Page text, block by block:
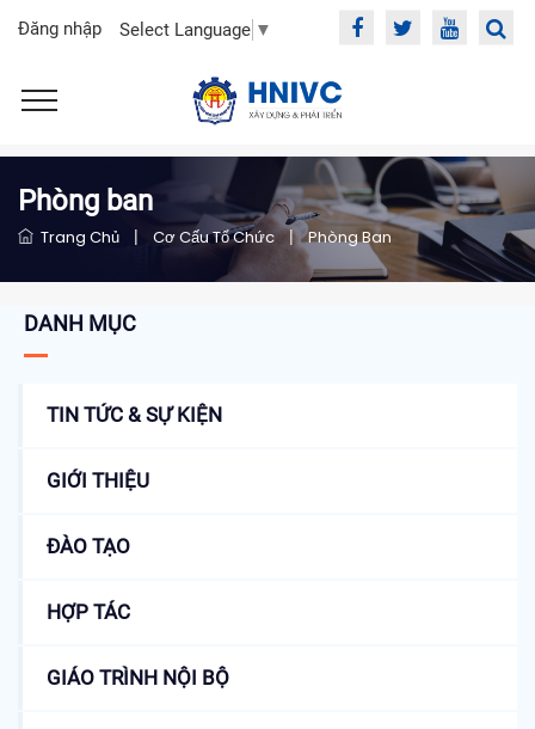
Đăng nhập Select Language ▼
Phòng ban
Trang Chủ | Cơ Cấu Tổ Chức | Phòng Ban
DANH MỤC
TIN TỨC & SỰ KIỆN
GIỚI THIỆU
ĐÀO TẠO
HỢP TÁC
GIÁO TRÌNH NỘI BỘ